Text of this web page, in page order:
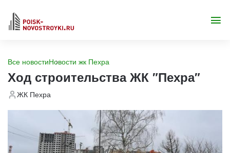
Все новостиНовости жк Пехра
Ход строительства ЖК "Пехра"
ЖК Пехра